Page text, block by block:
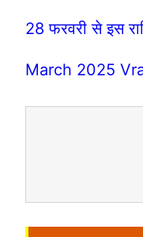
28 फरवरी से इस
March 2025 Vrat